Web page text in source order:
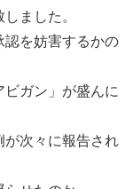
ました。
認を妨害するかの
ガン」が盛んに
が次々に報告され